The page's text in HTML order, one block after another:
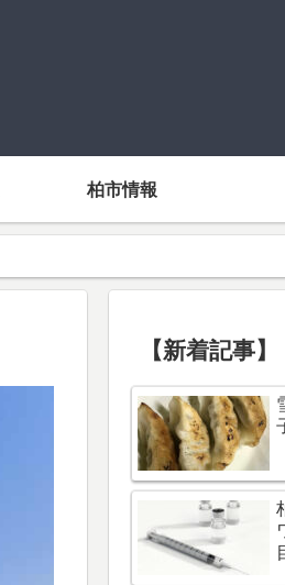
柏市情報
【新着記事】